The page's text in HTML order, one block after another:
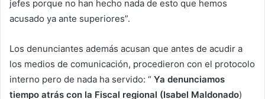
jefes porque no han hecho nada de esto que hemos
acusado ya ante superiores”.
Los denunciantes además acusan que antes de acudir a
los medios de comunicación, procedieron con el protocolo
interno pero de nada ha servido: “ Ya denunciamos
tiempo atrás con la Fiscal regional (Isabel Maldonado)